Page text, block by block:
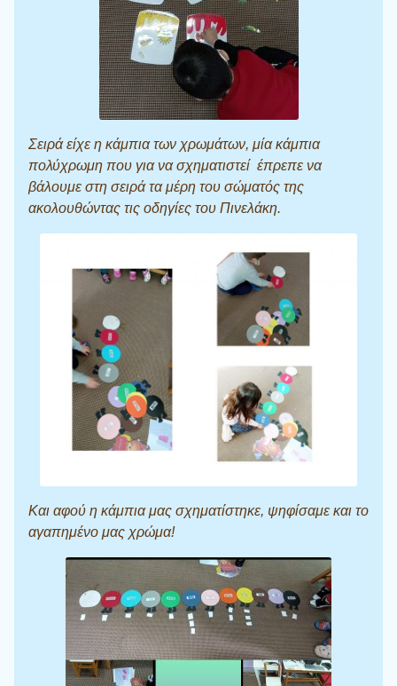
Σειρά είχε η κάμπια των χρωμάτων, μία κάμπια
πολύχρωμη που για να σχηματιστεί έπρεπε να
βάλουμε στη σειρά τα μέρη του σώματός της
ακολουθώντας τις οδηγίες του Πινελάκη.
Και αφού η κάμπια μας σχηματίστηκε, ψηφίσαμε και το
αγαπημένο μας χρώμα!